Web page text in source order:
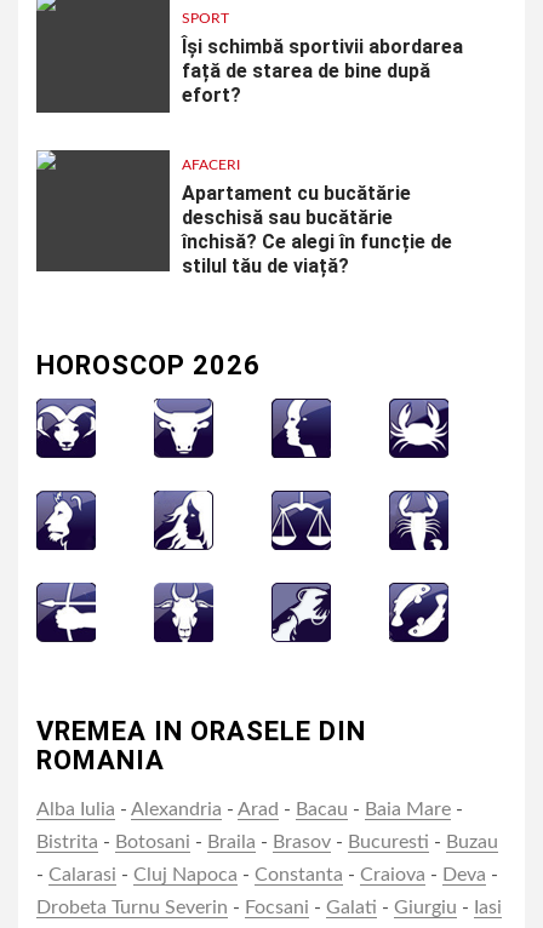
SPORT
Își schimbă sportivii abordarea
față de starea de bine după
efort?
AFACERI
Apartament cu bucătărie
deschisă sau bucătărie
închisă? Ce alegi în funcție de
stilul tău de viață?
HOROSCOP 2026
VREMEA IN ORASELE DIN
ROMANIA
Alba Iulia - Alexandria - Arad - Bacau - Baia Mare -
Bistrita - Botosani - Braila - Brasov - Bucuresti - Buzau
- Calarasi - Cluj Napoca - Constanta - Craiova - Deva -
Drobeta Turnu Severin - Focsani - Galati - Giurgiu - Iasi